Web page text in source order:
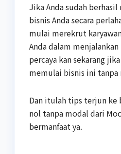
Jika Anda sudah
bisnis Anda secara
mulai merekrut
Anda dalam
percaya kan sekarang
memulai bisnis ini tanpa
Dan itulah tips terjun ke
nol tanpa modal dari
bermanfaat ya.